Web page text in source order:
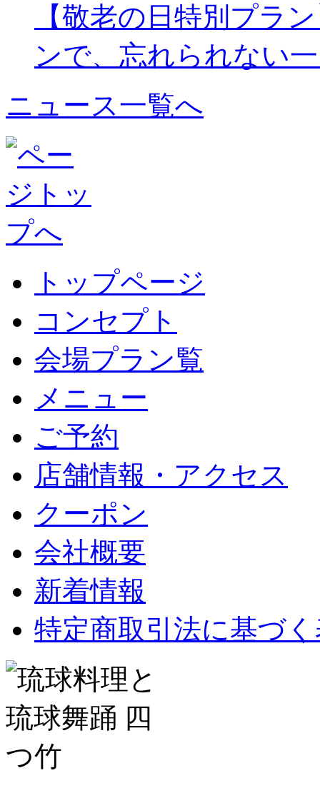
【敬老の日特別プラ
ンで、忘れられない
ニュース一覧へ
トップページ
コンセプト
会場プラン覧
メニュー
ご予約
店舗情報・アクセス
クーポン
会社概要
新着情報
特定商取引法に基づ